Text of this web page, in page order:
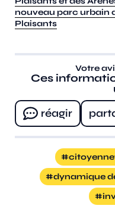
nouveau parc urbain
Plaisants
Votre
Ces
réagir
dynamique